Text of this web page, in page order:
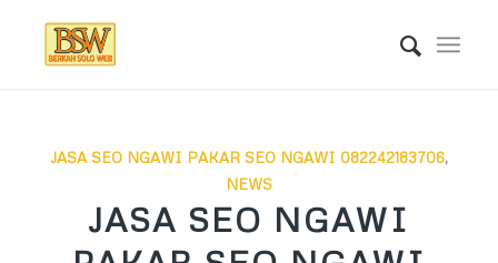
JASA SEO NGAWI PAKAR SEO NGAWI 082242183706,
NEWS
JASA SEO NGAWI